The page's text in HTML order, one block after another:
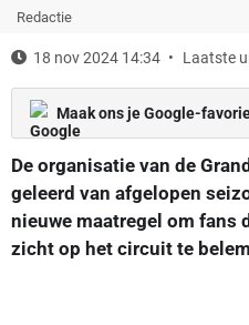
Redactie
18 nov 2024 14:34 Laatste
Maak ons je Google-
De organisatie van de
geleerd van afgelopen
nieuwe maatregel om fans
zicht op het circuit te